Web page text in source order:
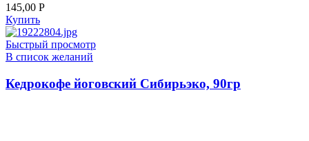
145,00 Р
Купить
Быстрый просмотр
В список желаний
Кедрокофе йоговский Сибирьэко, 90гр